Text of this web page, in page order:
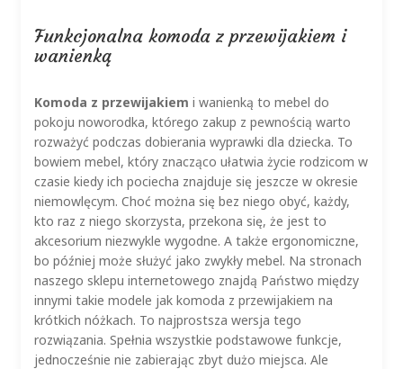
Opcje
można
stronie
produktu
Funkcjonalna komoda z przewijakiem i
wanienką
Komoda z przewijakiem i wanienką to mebel do
pokoju noworodka, którego zakup z pewnością warto
rozważyć podczas dobierania wyprawki dla dziecka. To
bowiem mebel, który znacząco ułatwia życie rodzicom w
czasie kiedy ich pociecha znajduje się jeszcze w okresie
niemowlęcym. Choć można się bez niego obyć, każdy,
kto raz z niego skorzysta, przekona się, że jest to
akcesorium niezwykle wygodne. A także ergonomiczne,
bo później może służyć jako zwykły mebel. Na stronach
naszego sklepu internetowego znajdą Państwo między
innymi takie modele jak komoda z przewijakiem na
krótkich nóżkach. To najprostsza wersja tego
rozwiązania. Spełnia wszystkie podstawowe funkcje,
jednocześnie nie zabierając zbyt dużo miejsca. Ale